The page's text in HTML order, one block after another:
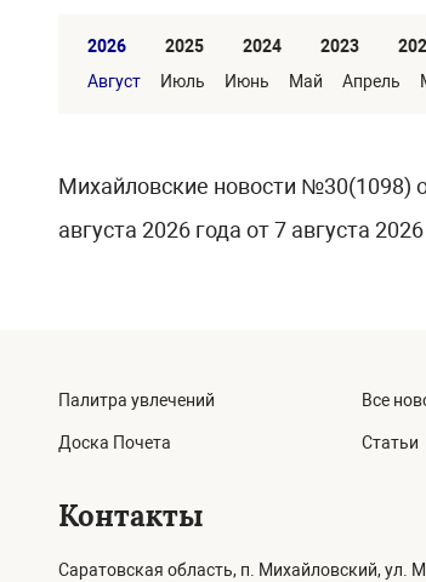
2026 2025 2024 2023
Август
Июль Июнь Май Апрель
Михайловские новости №30(1098)
августа 2026 года от 7 августа 2026
Палитра увлечений
Доска Почета
Все
Статьи
Контакты
Саратовская область, п. Михайловский, ул.